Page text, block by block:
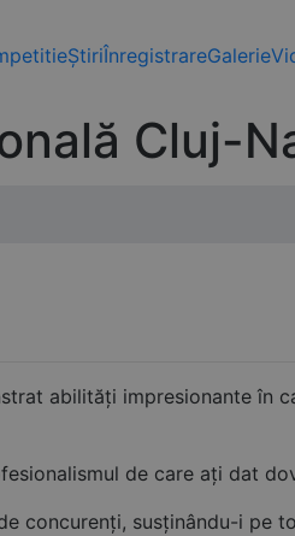
ȘtiriÎnregistrareGalerie
Cluj-
abilități impresionante în
de care ați dat
concurenți, susținându-i pe